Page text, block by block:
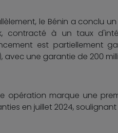
le Bénin a conclu
contracté à un taux
est partiellement
avec une garantie de 200
opération marque une
en juillet 2024,